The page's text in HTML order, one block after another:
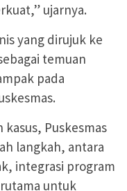
ujarnya.
yang dirujuk ke
temuan
pada
Puskesmas
langkah, antara
integrasi program
untuk